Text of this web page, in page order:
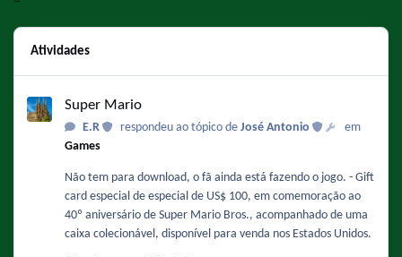
Atividades
Super Mario
E.R respondeu ao tópico de José Antonio
em
Games
Não tem para download, o fã ainda está fazendo o jogo. - Gift
card especial de especial de US$ 100, em comemoração ao
40º aniversário de Super Mario Bros., acompanhado de uma
caixa colecionável, disponível para venda nos Estados Unidos.